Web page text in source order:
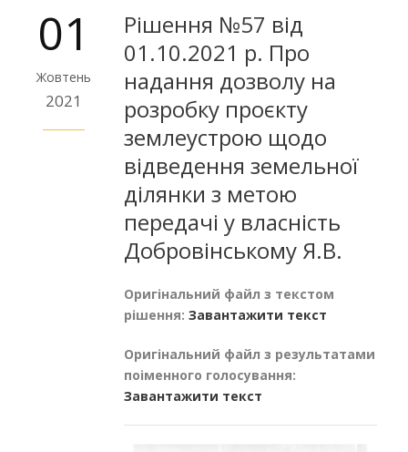
01
Жовтень
2021
Рішення №57 від
01.10.2021 р. Про
надання дозволу на
розробку проєкту
землеустрою щодо
відведення земельної
ділянки з метою
передачі у власність
Добровінському Я.В.
Оригінальний файл з текстом
рішення: Завантажити текст
Оригінальний файл з результатами
поіменного голосування:
Завантажити текст